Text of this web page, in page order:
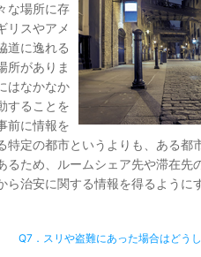
な場所に存
リスやアメ
道に逸れる
所がありま
はなかなか
することを
前に情報を
定の都市というよりも、ある都
ため、ルームシェア先や滞在先
治安に関する情報を得るように
Q7．スリや盗難にあった場合はどう